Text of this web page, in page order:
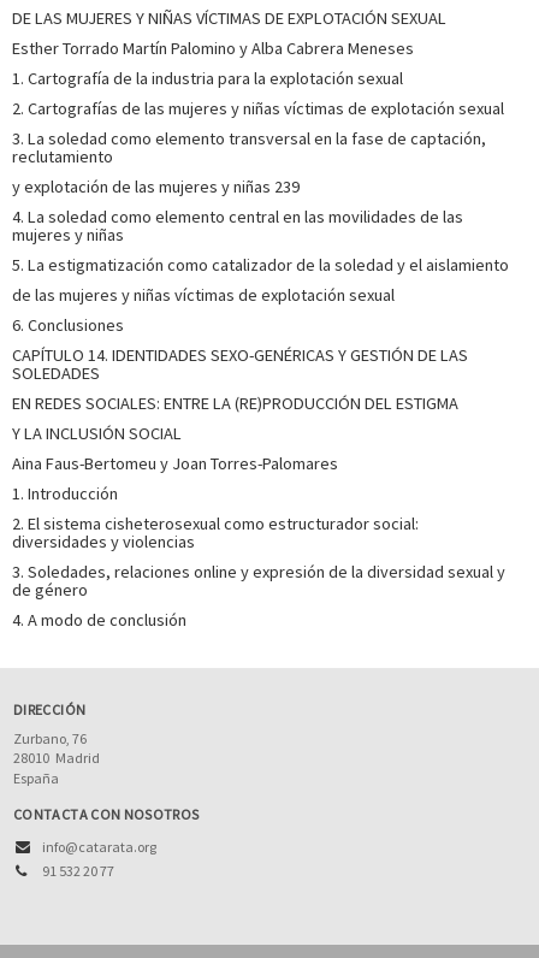
DE LAS MUJERES Y NIÑAS VÍCTIMAS DE EXPLOTACIÓN SEXUAL
Esther Torrado Martín Palomino y Alba Cabrera Meneses
1. Cartografía de la industria para la explotación sexual
2. Cartografías de las mujeres y niñas víctimas de explotación sexual
3. La soledad como elemento transversal en la fase de captación,
reclutamiento
y explotación de las mujeres y niñas 239
4. La soledad como elemento central en las movilidades de las
mujeres y niñas
5. La estigmatización como catalizador de la soledad y el aislamiento
de las mujeres y niñas víctimas de explotación sexual
6. Conclusiones
CAPÍTULO 14. IDENTIDADES SEXO-GENÉRICAS Y GESTIÓN DE LAS
SOLEDADES
EN REDES SOCIALES: ENTRE LA (RE)PRODUCCIÓN DEL ESTIGMA
Y LA INCLUSIÓN SOCIAL
Aina Faus-Bertomeu y Joan Torres-Palomares
1. Introducción
2. El sistema cisheterosexual como estructurador social:
diversidades y violencias
3. Soledades, relaciones online y expresión de la diversidad sexual y
de género
4. A modo de conclusión
DIRECCIÓN
Zurbano, 76
28010 Madrid
España
CONTACTA CON NOSOTROS
info@catarata.org
91 532 20 77